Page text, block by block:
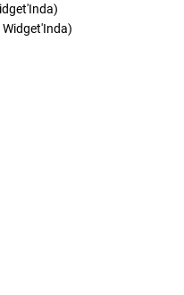
Widget'Inda)